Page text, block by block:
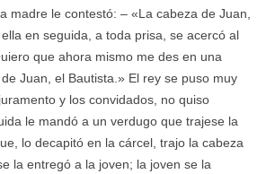
madre le contestó: – «La cabeza de Juan,
en seguida, a toda prisa, se acercó al
que ahora mismo me des en una
Juan, el Bautista.» El rey se puso muy
y los convidados, no quiso
le mandó a un verdugo que trajese la
lo decapitó en la cárcel, trajo la cabeza
la entregó a la joven; la joven se la